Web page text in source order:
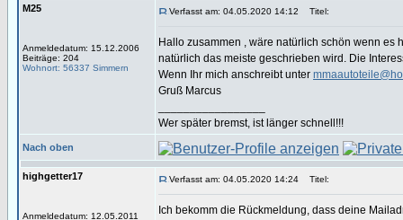
M25
Anmeldedatum: 15.12.2006
Beiträge: 204
Wohnort: 56337 Simmern
Verfasst am: 04.05.2020 14:12 Titel:
Hallo zusammen , wäre natürlich schön wenn
natürlich das meiste geschrieben wird. Die
Wenn Ihr mich anschreibt unter
Gruß Marcus
Wer später bremst, ist länger schnell!!!
Nach oben
highgetter17
Anmeldedatum: 12.05.2011
Verfasst am: 04.05.2020 14:24 Titel:
Ich bekomm die Rückmeldung, dass deine